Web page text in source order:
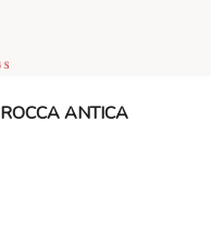
ROCCA ANTICA